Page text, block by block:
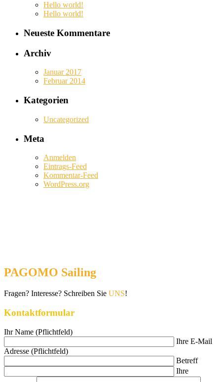
Hello world!
Hello world!
Neueste Kommentare
Archiv
Januar 2017
Februar 2014
Kategorien
Uncategorized
Meta
Anmelden
Eintrags-Feed
Kommentar-Feed
WordPress.org
PAGOMO Sailing
Fragen? Interesse? Schreiben Sie UNS!
Kontaktformular
Ihr Name (Pflichtfeld)
Ihre E-Mail
Adresse (Pflichtfeld)
Betreff
Ihre